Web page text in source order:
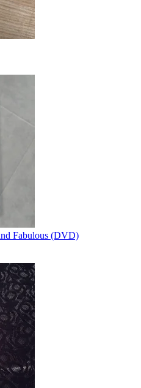
Fabulous (DVD)